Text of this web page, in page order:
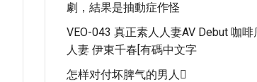
劇，結果是抽動症作怪
VEO-043 真正素人人妻AV Debut 咖啡
人妻 伊東千春[有碼中文字
怎样对付坏脾气的男人